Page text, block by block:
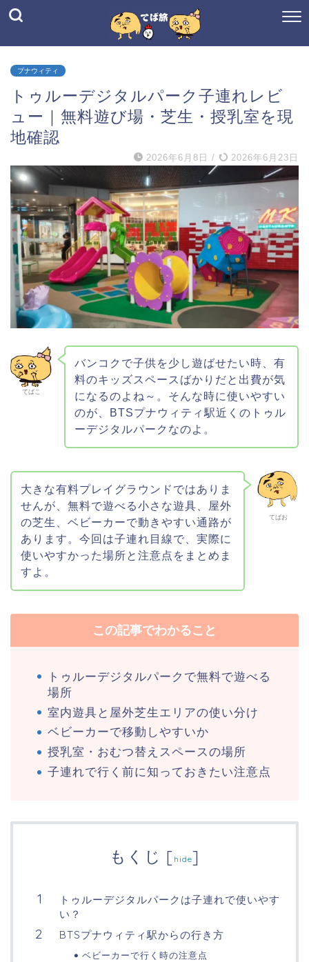
プナウィティ
トゥルーデジタルパーク子連れレビ
ュー｜無料遊び場・芝生・授乳室を現
地確認
2026年6月8日 / 2026年6月23日
てばこ
バンコクで子供を少し遊ばせたい時、有
料のキッズスペースばかりだと出費が気
になるのよね～。そんな時に使いやすい
のが、BTSプナウィティ駅近くのトゥル
ーデジタルパークなのよ。
てばお
大きな有料プレイグラウンドではありま
せんが、無料で遊べる小さな遊具、屋外
の芝生、ベビーカーで動きやすい通路が
あります。今回は子連れ目線で、実際に
使いやすかった場所と注意点をまとめま
すよ。
この記事でわかること
トゥルーデジタルパークで無料で遊べる
場所
室内遊具と屋外芝生エリアの使い分け
ベビーカーで移動しやすいか
授乳室・おむつ替えスペースの場所
子連れで行く前に知っておきたい注意点
もくじ [ hide]
トゥルーデジタルパークは子連れで使いやす
い？
BTSプナウィティ駅からの行き方
ベビーカーで行く時の注意点